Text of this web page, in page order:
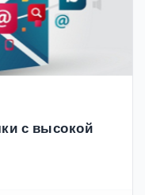
с высокой